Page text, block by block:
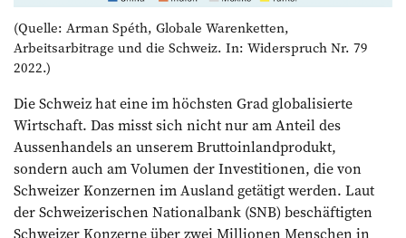
(Quelle: Arman Spéth, Globale Warenketten,
Arbeitsarbitrage und die Schweiz. In: Widerspruch Nr. 79
2022.)
Die Schweiz hat eine im höchsten Grad globalisierte
Wirtschaft. Das misst sich nicht nur am Anteil des
Aussenhandels an unserem Bruttoinland­produkt,
sondern auch am Volumen der Investitionen, die von
Schweizer Konzernen im Ausland getätigt werden. Laut
der Schweizerischen Nationalbank (SNB) beschäftigten
Schweizer Konzerne über zwei Millionen Menschen in